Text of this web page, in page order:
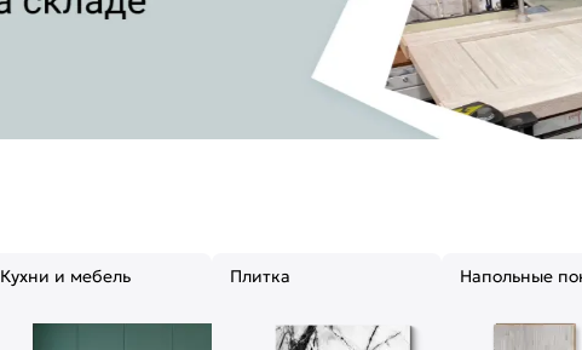
Кухни и мебель Плитка Напольные